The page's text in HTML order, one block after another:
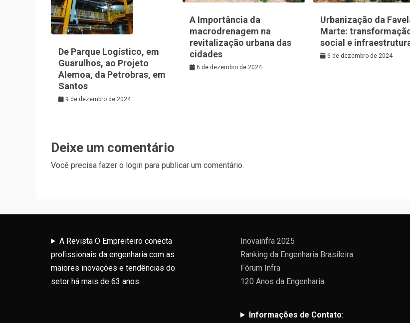
De Parque Logístico, em
Guarulhos, ao Projeto
Alemoa, da Petrobras, em
Santos
9 de dezembro de 2024
A Importância da
macrodrenagem na
revitalização urbana das
cidades
6 de dezembro de 2024
Urbanização da
Marte:
social e
6 de dezembro de 2024
Deixe um comentário
Você precisa fazer o login para publicar um comentário.
A Revista O Empreiteiro conecta
profissionais da engenharia com as
maiores inovações e tendências do
setor há mais de 63 anos.
Inovainfra 2025
Ranking da Engenharia Brasileira
Fórum Infra
120 Anos da Engenharia
Informações de Contato: